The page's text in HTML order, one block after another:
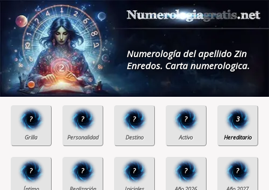
Numerología del apellido Zin
Enredos. Carta numerologica.
? ? ? ? 3
? ? ? ? ?